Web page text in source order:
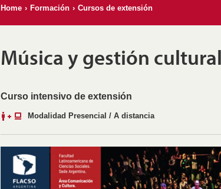
Home › Formación › Cursos de extensión
Música y gestión cultural
Curso intensivo de extensión
Modalidad Presencial / A distancia